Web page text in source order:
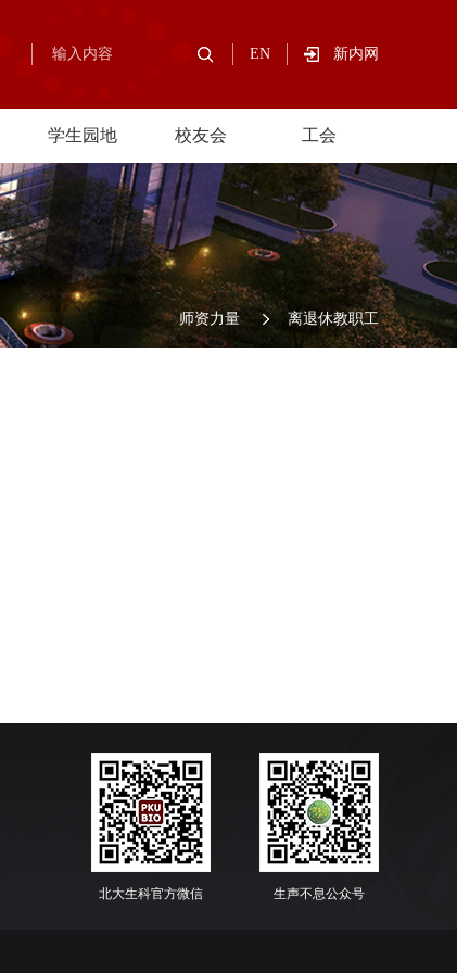
EN 新内网
学生园地 校友会 工会
师资力量 离退休教职工
北大生科官方微信 生声不息公众号